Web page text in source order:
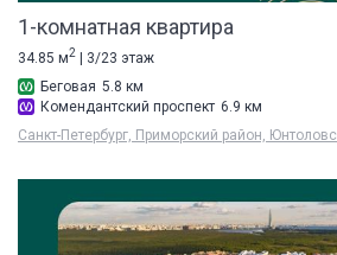
1-комнатная квартира
34.85 м2 | 3/23 этаж
Беговая 5.8 км
Комендантский проспект 6.9 км
Санкт-Петербург, Приморский район,